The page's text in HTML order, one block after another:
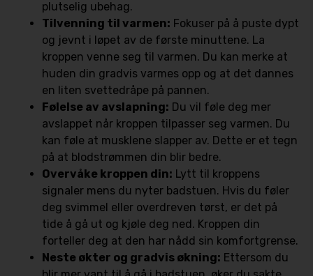
plutselig ubehag.
Tilvenning til varmen: Fokuser på å puste dypt
og jevnt i løpet av de første minuttene. La
kroppen venne seg til varmen. Du kan merke at
huden din gradvis varmes opp og at det dannes
en liten svettedråpe på pannen.
Følelse av avslapning: Du vil føle deg mer
avslappet når kroppen tilpasser seg varmen. Du
kan føle at musklene slapper av. Dette er et tegn
på at blodstrømmen din blir bedre.
Overvåke kroppen din: Lytt til kroppens
signaler mens du nyter badstuen. Hvis du føler
deg svimmel eller overdreven tørst, er det på
tide å gå ut og kjøle deg ned. Kroppen din
forteller deg at den har nådd sin komfortgrense.
Neste økter og gradvis økning: Ettersom du